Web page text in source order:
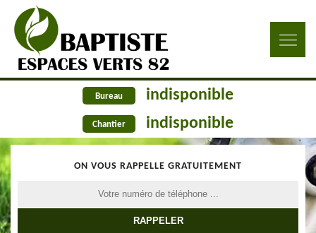
Bureau indisponible
Chantier indisponible
ON VOUS RAPPELLE GRATUITEMENT